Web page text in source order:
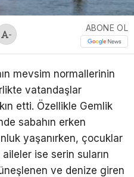
-
ABONE OL
mevsim normallerinin
vatandaşlar
etti. Özellikle Gemlik
sabahın erken
yaşanırken, çocuklar
ise serin suların
ve denize giren